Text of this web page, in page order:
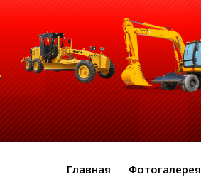
Главная Фотогалерея